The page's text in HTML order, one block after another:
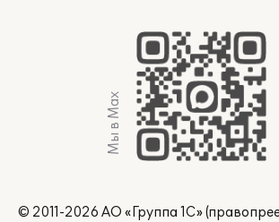
Мы в Max
© 2011-2026 АО «Группа 1С»